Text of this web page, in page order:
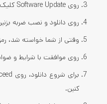
روی Software Update کلیک کنین.
روی دانلود و نصب ضربه
وقتی از شما خواسته شد،
روی موافقت با شرایط و
کنین.